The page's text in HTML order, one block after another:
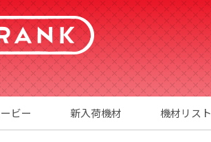
ビー 新入荷機材 機材リスト